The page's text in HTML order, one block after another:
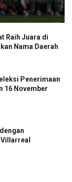
Raih Juara di
Nama Daerah
Penerimaan
16 November